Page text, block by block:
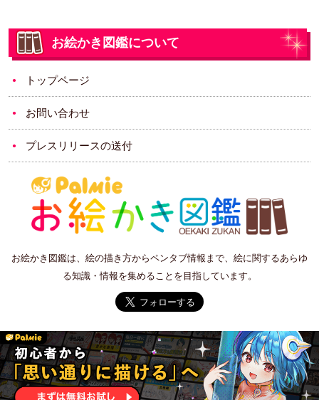
お絵かき図鑑について
トップページ
お問い合わせ
プレスリリースの送付
お絵かき図鑑は、絵の描き方からペンタブ情報まで、絵に関するあらゆ
る知識・情報を集めることを目指しています。